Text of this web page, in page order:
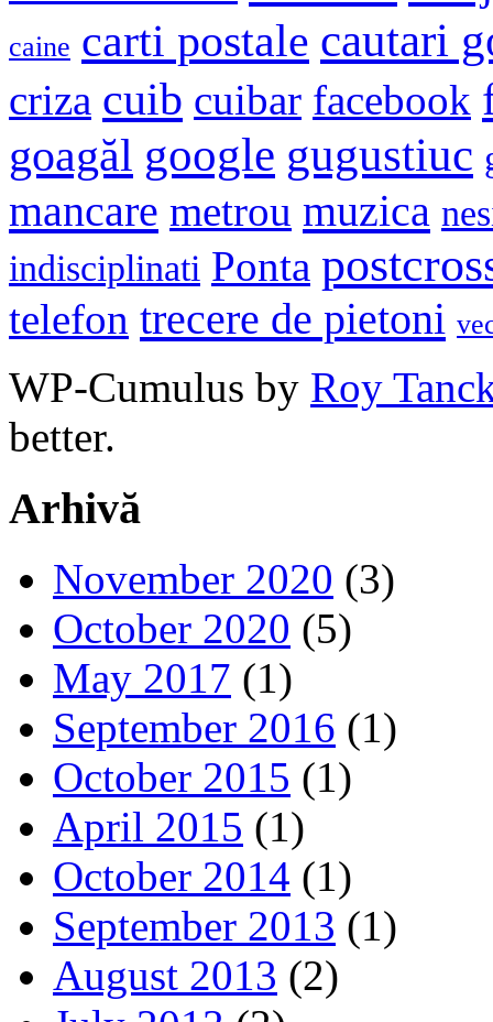
caine carti postale cautari
criza cuib cuibar facebook
goagăl google gugustiuc
mancare metrou muzica
indisciplinati Ponta
telefon trecere de pietoni
WP-Cumulus by Roy
better.
Arhivă
November 2020 (3)
October 2020 (5)
May 2017 (1)
September 2016 (1)
October 2015 (1)
April 2015 (1)
October 2014 (1)
September 2013 (1)
August 2013 (2)